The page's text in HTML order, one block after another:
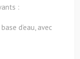
:
d’eau, avec